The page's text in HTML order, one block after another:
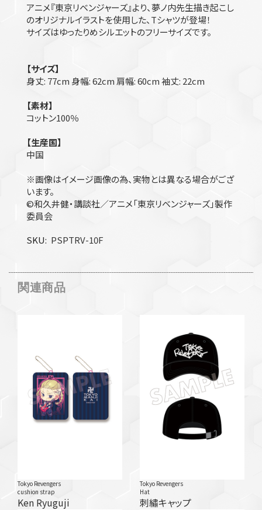
アニメ『東京リベンジャーズ』より、夢ノ内先生描き起こし
のオリジナルイラストを使用した、Tシャツが登場！
サイズはゆったりめシルエットのフリーサイズです。
【サイズ】
身丈: 77cm 身幅: 62cm 肩幅: 60cm 袖丈: 22cm
【素材】
コットン100％
【生産国】
中国
※画像はイメージ画像の為、実物とは異なる場合がござ
います。
©和久井健・講談社／アニメ「東京リベンジャーズ」製作
委員会
SKU
PSPTRV-10F
関連商品
Tokyo Revengers
cushion strap
Ken Ryuguji
Tokyo Revengers
Hat
刺繡キャップ